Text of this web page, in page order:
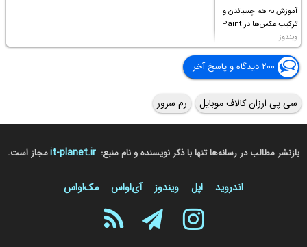
آموزش به هم چسباندن و
ترکیب عکس‌ها در Paint
ویندوز
۲۰۰ دیدگاه و پاسخ آخر
سی پی ارزان کالاف موبایل رم سرور
بازنشر مطالب در رسانه‌ها تنها با ذکر نویسنده و نام منبع: it-planet.irمجاز است.
اندروید اپل ویندوز آی‌او‌اس مک‌او‌اس